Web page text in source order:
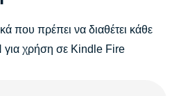
που πρέπει να διαθέτει κάθε
για χρήση σε Kindle Fire